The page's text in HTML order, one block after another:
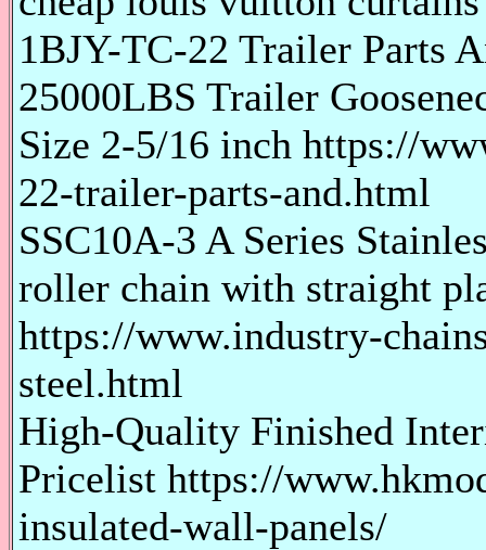
1BJY-TC-22 Trailer Parts
25000LBS Trailer
Size 2-5/16 inch https://
22-trailer-parts-and.html
SSC10A-3 A Series
roller chain with straight
https://www.industry-
steel.html
High-Quality Finished
Pricelist https://
insulated-wall-panels/